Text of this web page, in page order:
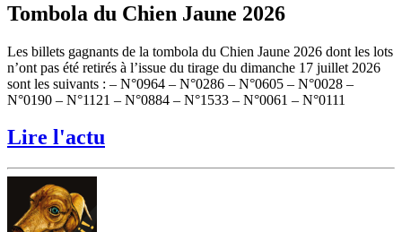
Tombola du Chien Jaune 2026
Les billets gagnants de la tombola du Chien Jaune 2026 dont les lots
n’ont pas été retirés à l’issue du tirage du dimanche 17 juillet 2026
sont les suivants : – N°0964 – N°0286 – N°0605 – N°0028 –
N°0190 – N°1121 – N°0884 – N°1533 – N°0061 – N°0111
Lire l'actu